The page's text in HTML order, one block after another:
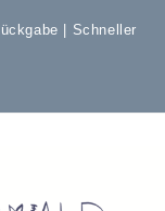
| Schneller